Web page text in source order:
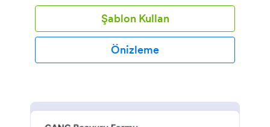
Şablon Kullan
Önizleme